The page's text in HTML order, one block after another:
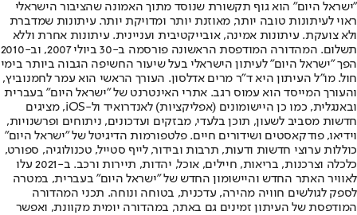
"ישראל היום" הוא גוף תקשורת שנוסד מתוך האמונה שהציבור הישראלי
ראוי לעיתונות טובה יותר, מאוזנת יותר ומדויקת יותר. עיתונות שמדברת
ולא צועקת. עיתונות אמינה, אובייקטיבית ועניינית. עיתונות אחרת וללא
תשלום. המהדורה המודפסת הראשונה פורסמה ב-30 ביולי 2007, וב-2010
הפך "ישראל היום" לעיתון הישראלי בעל שיעור החשיפה הגבוה ביותר בימי
חול. מו"ל העיתון היא ד"ר מרים אדלסון. העורך הראשי הוא עמר לחמנוביץ,
והעורך המייסד הוא עמוס רגב. אתרי האינטרנט של "ישראל היום" בעברית
ובאנגלית, כמו כן היישומונים (אפליקציות) לאנדרואיד ול-iOS, מציגים
חדשות מסביב לשעון, תוכן בלעדי, מבזקים ועדכונים, ניתוחים ופרשנויות,
וידיאו, פודקאסטים ושידורים חיים. פלטפורמות הדיגיטל של "ישראל היום"
כוללות ערוצי חדשות ודעות, תרבות ובידור, לייף סטייל, טכנולוגיה, ספורט,
כלכלה וצרכנות, בריאות, חיילים, אוכל, יהדות, תיירות ורכב. ב-2021 עלו
לאוויר האתר החדש והיישומון החדש של "ישראל היום" בעברית, במטרה
לספק לגולשים חוויה מהירה, עדכנית, בטוחה ונוחה. תכני המהדורה
המודפסת של העיתון זמינים גם באתר, במהדורה יומית מקוונת, ואפשר